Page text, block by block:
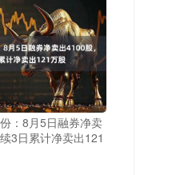
：8月5日融券净卖
3日累计净卖出121